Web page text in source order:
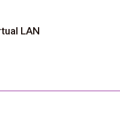
LAN